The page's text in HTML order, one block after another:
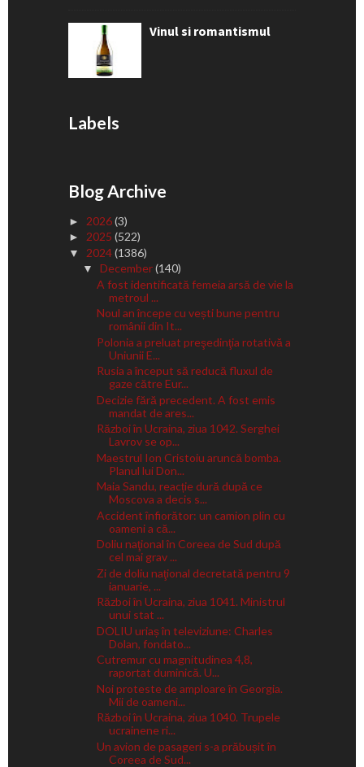
Vinul si romantismul
Labels
Blog Archive
► 2026(3)
► 2025 (522)
▼ 2024(1386)
▼ December(140)
A fost identificată femeia arsă de vie la
metroul ...
Noul an începe cu vești bune pentru
românii din It...
Polonia a preluat preşedinţia rotativă a
Uniunii E...
Rusia a început să reducă fluxul de
gaze către Eur...
Decizie fără precedent. A fost emis
mandat de ares...
Război în Ucraina, ziua 1042. Serghei
Lavrov se op...
Maestrul Ion Cristoiu aruncă bomba.
Planul lui Don...
Maia Sandu, reacție dură după ce
Moscova a decis s...
Accident înfiorător: un camion plin cu
oameni a că...
Doliu naţional în Coreea de Sud după
cel mai grav ...
Zi de doliu naţional decretată pentru 9
ianuarie, ...
Război în Ucraina, ziua 1041. Ministrul
unui stat ...
DOLIU uriaș în televiziune: Charles
Dolan, fondato...
Cutremur cu magnitudinea 4,8,
raportat duminică. U...
Noi proteste de amploare în Georgia.
Mii de oameni...
Război în Ucraina, ziua 1040. Trupele
ucrainene ri...
Un avion de pasageri s-a prăbușit în
Coreea de Sud...